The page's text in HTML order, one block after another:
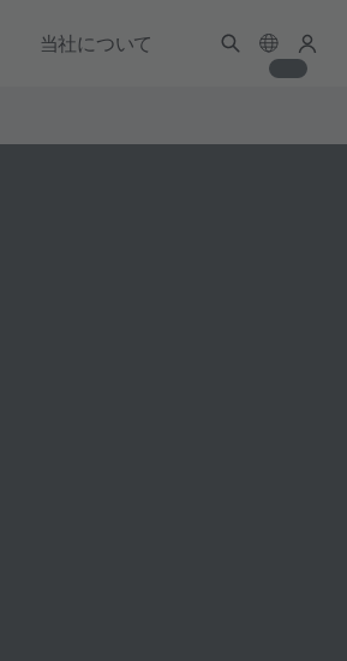
当社について